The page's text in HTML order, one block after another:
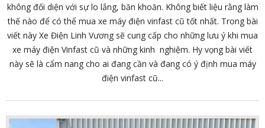
không đối diện với sự lo lắng, băn khoăn. Không biết liệu rằng làm
thế nào để có thể mua xe máy điện vinfast cũ tốt nhất. Trong bài
viết này Xe Điện Linh Vương sẽ cung cấp cho những lưu ý khi mua
xe máy điện Vinfast cũ và những kinh nghiệm. Hy vọng bài viết
này sẽ là cẩm nang cho ai đang cần và đang có ý định mua máy
điện vinfast cũ...